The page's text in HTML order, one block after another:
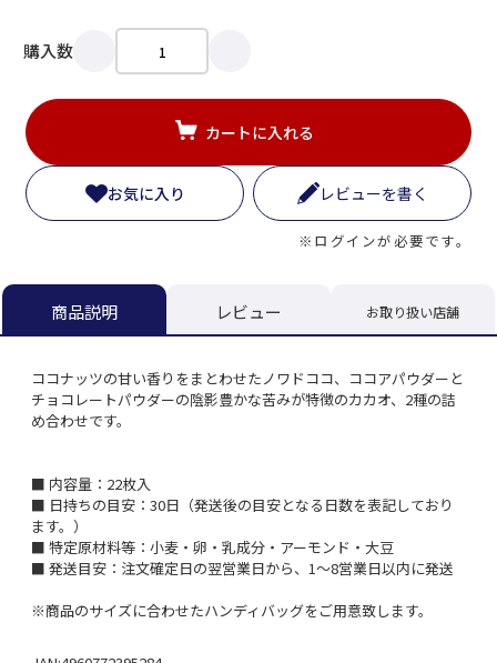
購入数
カートに入れる
お気に入り レビューを書く
※ログインが必要です。
商品説明 レビュー お取り扱い店舗
ココナッツの甘い香りをまとわせたノワドココ、ココアパウダーと
チョコレートパウダーの陰影豊かな苦みが特徴のカカオ、2種の詰
め合わせです。
■ 内容量：22枚入
■ 日持ちの目安：30日（発送後の目安となる日数を表記しており
ます。）
■ 特定原材料等：小麦・卵・乳成分・アーモンド・大豆
■ 発送目安：注文確定日の翌営業日から、1～8営業日以内に発送
※商品のサイズに合わせたハンディバッグをご用意致します。